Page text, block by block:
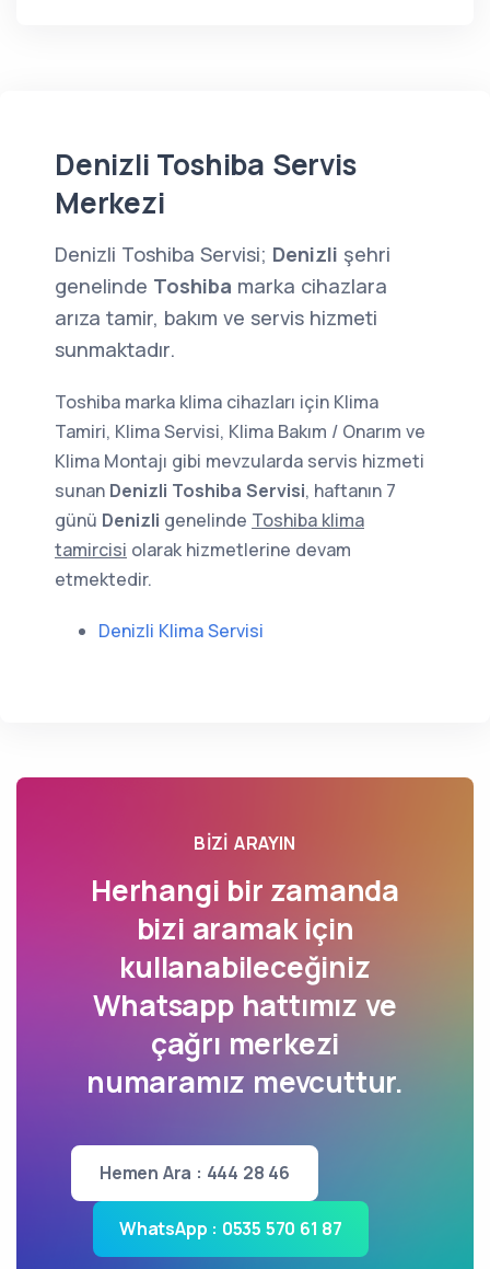
Denizli Toshiba Servis
Merkezi
Denizli Toshiba Servisi; Denizli şehri
genelinde Toshiba marka cihazlara
arıza tamir, bakım ve servis hizmeti
sunmaktadır.
Toshiba marka klima cihazları için Klima
Tamiri, Klima Servisi, Klima Bakım / Onarım ve
Klima Montajı gibi mevzularda servis hizmeti
sunan Denizli Toshiba Servisi, haftanın 7
günü Denizli genelinde Toshiba klima
tamircisi olarak hizmetlerine devam
etmektedir.
Denizli Klima Servisi
BIZI ARAYIN
Herhangi bir zamanda
bizi aramak için
kullanabileceğiniz
Whatsapp hattımız ve
çağrı merkezi
numaramız mevcuttur.
Hemen Ara : 444 28 46
WhatsApp : 0535 570 61 87